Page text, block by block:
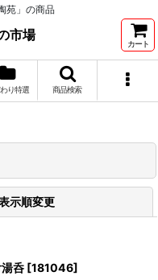
苑」の商品
市場
カート
り特選 商品検索
示順変更
呑 [181046]